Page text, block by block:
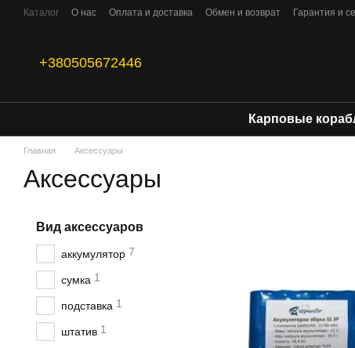
Перейти к основному контенту
Каталог О нас Оплата и доставка Обмен и возврат Гарантия и
+380505672446
Карповые
Главная Аксессуары
Аксессуары
Вид аксессуаров
аккумулятор 7
сумка 1
подставка 1
штатив 1